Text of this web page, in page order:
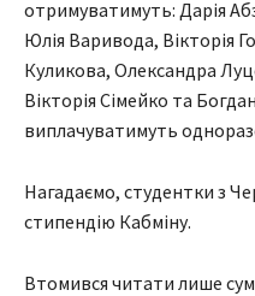
отримуватимуть: Дарія
Юлія Варивода, Вікторія
Куликова, Олександра
Вікторія Сімейко та
виплачуватимуть
Нагадаємо, студентки з
стипендію Кабміну.
Втомився читати лише